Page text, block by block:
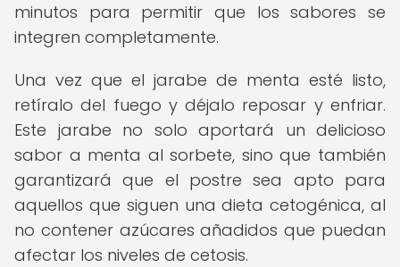
minutos para permitir que los sabores se
integren completamente.
Una vez que el jarabe de menta esté listo,
retíralo del fuego y déjalo reposar y enfriar.
Este jarabe no solo aportará un delicioso
sabor a menta al sorbete, sino que también
garantizará que el postre sea apto para
aquellos que siguen una dieta cetogénica, al
no contener azúcares añadidos que puedan
afectar los niveles de cetosis.